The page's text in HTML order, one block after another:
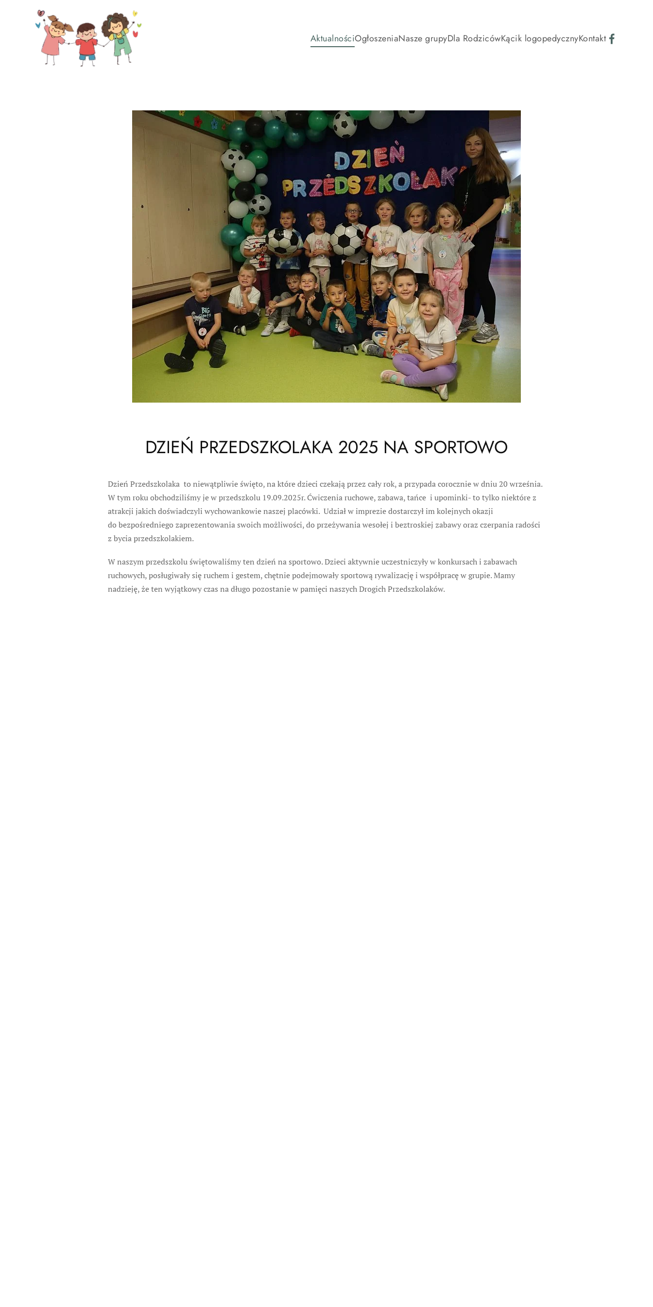
Skip to main content
AktualnościOgłoszeniaNasze grupyDla RodzicówKącik logopedycznyKontakt
DZIEŃ PRZEDSZKOLAKA 2025 NA SPORTOWO
Dzień Przedszkolaka to niewątpliwie święto, na które dzieci czekają przez cały rok, a przypada corocznie w dniu 20 września.
W tym roku obchodziliśmy je w przedszkolu 19.09.2025r. Ćwiczenia ruchowe, zabawa, tańce i upominki- to tylko niektóre z
atrakcji jakich doświadczyli wychowankowie naszej placówki. Udział w imprezie dostarczył im kolejnych okazji
do bezpośredniego zaprezentowania swoich możliwości, do przeżywania wesołej i beztroskiej zabawy oraz czerpania radości
z bycia przedszkolakiem.
W naszym przedszkolu świętowaliśmy ten dzień na sportowo. Dzieci aktywnie uczestniczyły w konkursach i zabawach
ruchowych, posługiwały się ruchem i gestem, chętnie podejmowały sportową rywalizację i współpracę w grupie. Mamy
nadzieję, że ten wyjątkowy czas na długo pozostanie w pamięci naszych Drogich Przedszkolaków.